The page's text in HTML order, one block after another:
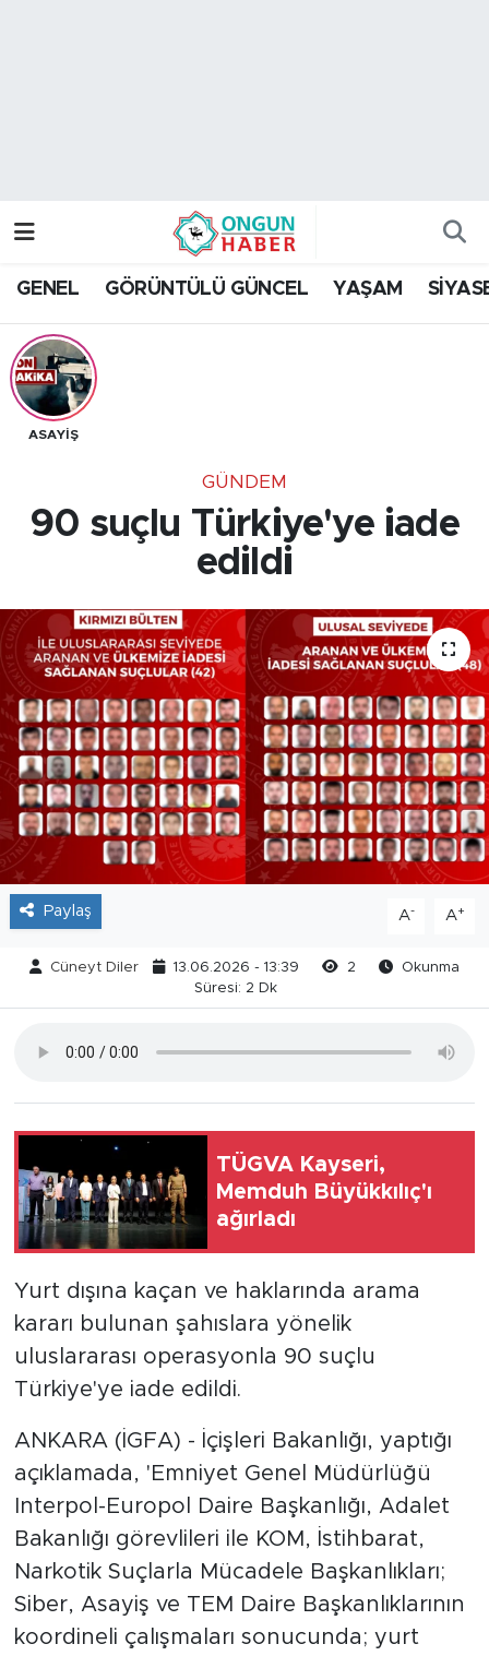
GENEL GÖRÜNTÜLÜ GÜNCEL YAŞAM
ASAYİŞ
GÜNDEM
90 suçlu Türkiye'ye iade
edildi
Paylaş A- A+
Cüneyt Diler 13.06.2026 - 13:39 2
Okunma
Süresi: 2 Dk
TÜGVA Kayseri,
Memduh Büyükkılıç'ı
ağırladı
Yurt dışına kaçan ve haklarında arama
kararı bulunan şahıslara yönelik
uluslararası operasyonla 90 suçlu
Türkiye'ye iade edildi.
ANKARA (İGFA) - İçişleri Bakanlığı, yaptığı
açıklamada, 'Emniyet Genel Müdürlüğü
Interpol-Europol Daire Başkanlığı, Adalet
Bakanlığı görevlileri ile KOM, İstihbarat,
Narkotik Suçlarla Mücadele Başkanlıkları;
Siber, Asayiş ve TEM Daire Başkanlıklarının
koordineli çalışmaları sonucunda; yurt
Trafik Durumu
Tüm Manşetler
Son Dakika Haberleri